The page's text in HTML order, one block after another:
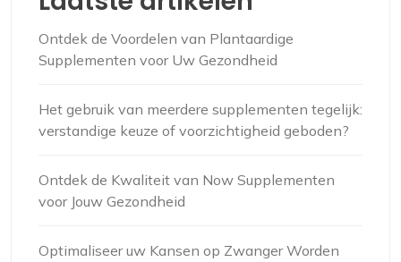
Ontdek de Voordelen van Plantaardige
Supplementen voor Uw Gezondheid
Het gebruik van meerdere supplementen tegelijk:
verstandige keuze of voorzichtigheid geboden?
Ontdek de Kwaliteit van Now Supplementen
voor Jouw Gezondheid
Optimaliseer uw Kansen op Zwanger Worden